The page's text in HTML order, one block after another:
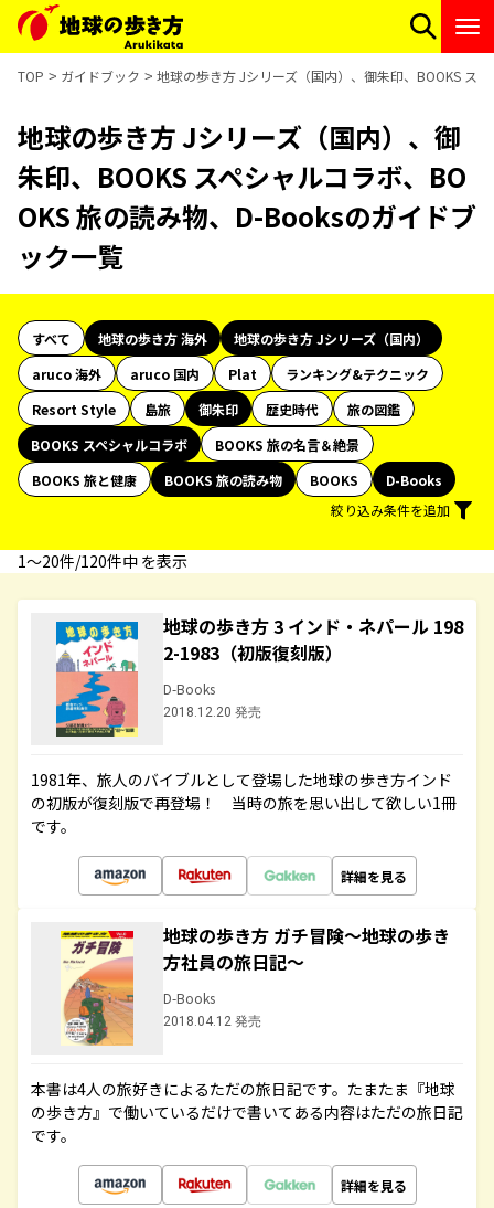
TOP ガイドブック 地球の歩き方 Jシリーズ（国内）、御朱印、BOOKS ス
地球の歩き方 Jシリーズ（国内）、御
朱印、BOOKS スペシャルコラボ、BO
OKS 旅の読み物、D-Booksのガイドブ
ック一覧
すべて 地球の歩き方 海外
地球の歩き方 Jシリーズ（国内）
aruco 海外
aruco 国内 Plat
ランキング&テクニック
Resort Style
島旅 御朱印 歴史時代
旅の図鑑
BOOKS スペシャルコラボ
BOOKS 旅の名言＆絶景
BOOKS 旅と健康
BOOKS 旅の読み物 BOOKS
D-Books
絞り込み条件を追加
1〜20件/120件中 を表示
地球の歩き方 3 インド・ネパール 198
2-1983（初版復刻版）
D-Books
2018.12.20 発売
1981年、旅人のバイブルとして登場した地球の歩き方インド
の初版が復刻版で再登場！ 当時の旅を思い出して欲しい1冊
です。
詳細を見る
地球の歩き方 ガチ冒険～地球の歩き
方社員の旅日記～
D-Books
2018.04.12 発売
本書は4人の旅好きによるただの旅日記です。たまたま『地球
の歩き方』で働いているだけで書いてある内容はただの旅日記
です。
詳細を見る